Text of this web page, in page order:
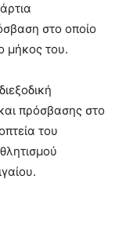
στο οποίο
μήκος του.
πρόσβασης στο
του